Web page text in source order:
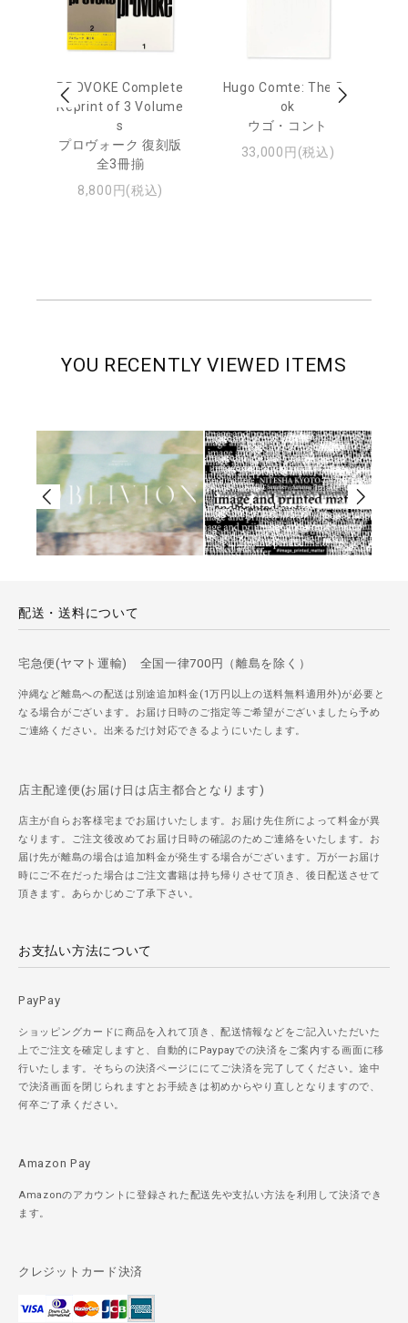
PROVOKE Complete
Reprint of 3 Volume
s
プロヴォーク 復刻版
全3冊揃
8,800円(税込)
Hugo Comte: The Bo
ok
ウゴ・コント
33,000円(税込)
YOU RECENTLY VIEWED ITEMS
配送・送料について
宅急便(ヤマト運輸) 全国一律700円（離島を除く）
沖縄など離島への配送は別途追加料金(1万円以上の送料無料適用外)が必要と
なる場合がございます。お届け日時のご指定等ご希望がございましたら予め
ご連絡ください。出来るだけ対応できるようにいたします。
店主配達便(お届け日は店主都合となります)
店主が自らお客様宅までお届けいたします。お届け先住所によって料金が異
なります。ご注文後改めてお届け日時の確認のためご連絡をいたします。お
届け先が離島の場合は追加料金が発生する場合がございます。万が一お届け
時にご不在だった場合はご注文書籍は持ち帰りさせて頂き、後日配送させて
頂きます。あらかじめご了承下さい。
お支払い方法について
PayPay
ショッピングカードに商品を入れて頂き、配送情報などをご記入いただいた
上でご注文を確定しますと、自動的にPaypayでの決済をご案内する画面に移
行いたします。そちらの決済ページににてご決済を完了してください。途中
で決済画面を閉じられますとお手続きは初めからやり直しとなりますので、
何卒ご了承ください。
Amazon Pay
Amazonのアカウントに登録された配送先や支払い方法を利用して決済でき
ます。
クレジットカード決済